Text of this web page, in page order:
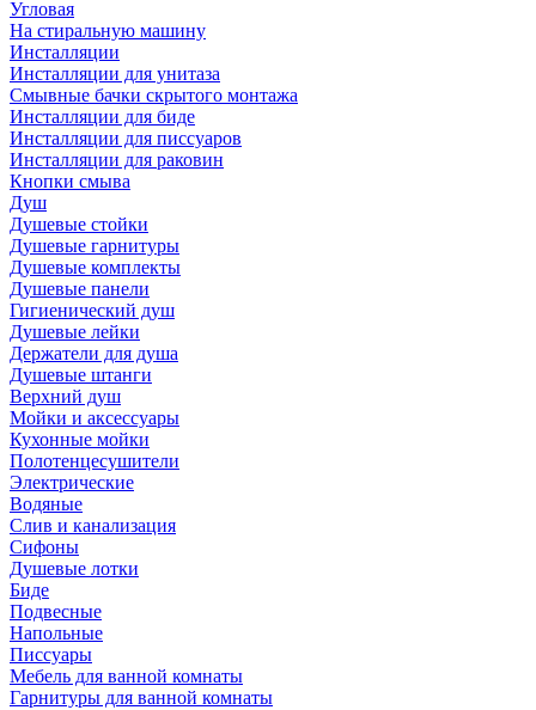
Угловая
На стиральную машину
Инсталляции
Инсталляции для унитаза
Смывные бачки скрытого монтажа
Инсталляции для биде
Инсталляции для писсуаров
Инсталляции для раковин
Кнопки смыва
Душ
Душевые стойки
Душевые гарнитуры
Душевые комплекты
Душевые панели
Гигиенический душ
Душевые лейки
Держатели для душа
Душевые штанги
Верхний душ
Мойки и аксессуары
Кухонные мойки
Полотенцесушители
Электрические
Водяные
Слив и канализация
Сифоны
Душевые лотки
Биде
Подвесные
Напольные
Писсуары
Мебель для ванной комнаты
Гарнитуры для ванной комнаты